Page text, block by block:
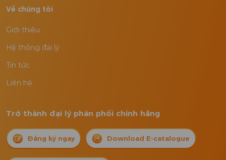
Về chúng tôi
Giới thiệu
Hệ thống đại lý
Tin tức
Liên hệ
Trở thành đại lý phân phối chính hãng
Đăng ký ngay Download E-catalogue